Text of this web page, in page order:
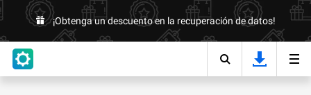
¡Obtenga un descuento en la recuperación de datos!